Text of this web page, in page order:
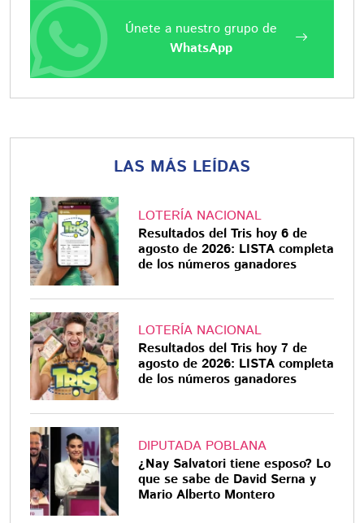
Únete a nuestro grupo de
WhatsApp
LAS MÁS LEÍDAS
LOTERÍA NACIONAL
Resultados del Tris hoy 6 de
agosto de 2026: LISTA completa
de los números ganadores
LOTERÍA NACIONAL
Resultados del Tris hoy 7 de
agosto de 2026: LISTA completa
de los números ganadores
DIPUTADA POBLANA
¿Nay Salvatori tiene esposo? Lo
que se sabe de David Serna y
Mario Alberto Montero